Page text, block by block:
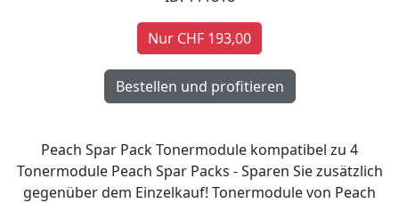
Nur CHF 193,00
Peach Spar Pack Tonermodule kompatibel zu 4
Tonermodule Peach Spar Packs - Sparen Sie zusätzlich
gegenüber dem Einzelkauf! Tonermodule von Peach